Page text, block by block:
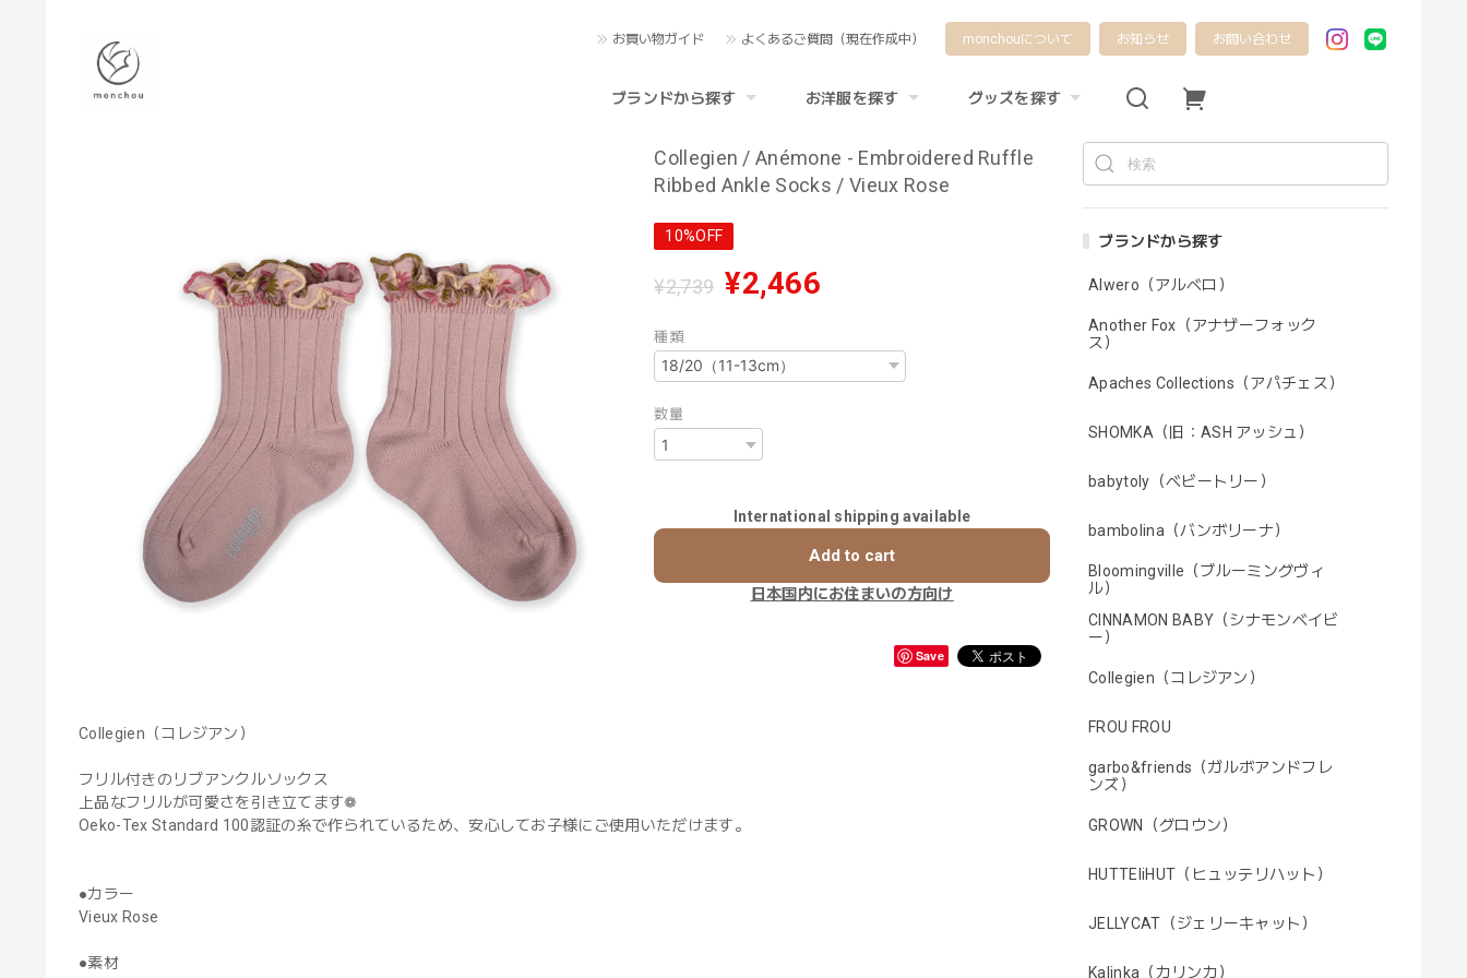
お買い物ガイド よくあるご質問（現在作成中） monchouについて お知らせ お問い合わせ
ブランドから探す お洋服を探す グッズを探す
ブランドから探す
Alwero（アルベロ）
Another Fox（アナザーフォック
ス）
Apaches Collections（アパチェス）
SHOMKA（旧：ASH アッシュ）
babytoly（ベビートリー）
bambolina（バンボリーナ）
Bloomingville（ブルーミングヴィ
ル）
CINNAMON BABY（シナモンベイビ
ー）
Collegien（コレジアン）
FROU FROU
garbo&friends（ガルボアンドフレ
ンズ）
GROWN（グロウン）
HUTTEliHUT（ヒュッテリハット）
JELLYCAT（ジェリーキャット）
Kalinka（カリンカ）
Collegien / Anémone - Embroidered Ruffle
Ribbed Ankle Socks / Vieux Rose
10%OFF
¥2,739 ¥2,466
種類
数量
International shipping available
Add to cart
日本国内にお住まいの方向け
Save
Collegien（コレジアン）
フリル付きのリブアンクルソックス
上品なフリルが可愛さを引き立てます❁
Oeko-Tex Standard 100認証の糸で作られているため、安心してお子様にご使用いただけます。
●カラー
Vieux Rose
●素材